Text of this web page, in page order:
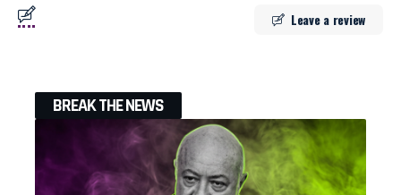
Leave a review
BREAK THE NEWS